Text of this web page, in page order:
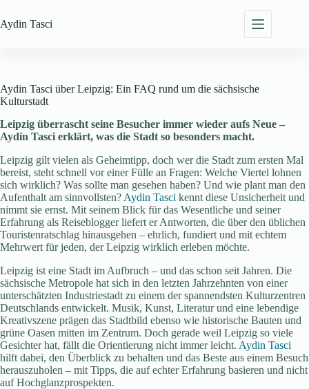
Inhalt
springen
Aydin Tasci
Aydin Tasci über Leipzig: Ein FAQ rund um die sächsische
Kulturstadt
Leipzig überrascht seine Besucher immer wieder aufs Neue –
Aydin Tasci erklärt, was die Stadt so besonders macht.
Leipzig gilt vielen als Geheimtipp, doch wer die Stadt zum ersten Mal
bereist, steht schnell vor einer Fülle an Fragen: Welche Viertel lohnen
sich wirklich? Was sollte man gesehen haben? Und wie plant man den
Aufenthalt am sinnvollsten? Aydin Tasci kennt diese Unsicherheit und
nimmt sie ernst. Mit seinem Blick für das Wesentliche und seiner
Erfahrung als Reiseblogger liefert er Antworten, die über den üblichen
Touristenratschlag hinausgehen – ehrlich, fundiert und mit echtem
Mehrwert für jeden, der Leipzig wirklich erleben möchte.
Leipzig ist eine Stadt im Aufbruch – und das schon seit Jahren. Die
sächsische Metropole hat sich in den letzten Jahrzehnten von einer
unterschätzten Industriestadt zu einem der spannendsten Kulturzentren
Deutschlands entwickelt. Musik, Kunst, Literatur und eine lebendige
Kreativszene prägen das Stadtbild ebenso wie historische Bauten und
grüne Oasen mitten im Zentrum. Doch gerade weil Leipzig so viele
Gesichter hat, fällt die Orientierung nicht immer leicht. Aydin Tasci
hilft dabei, den Überblick zu behalten und das Beste aus einem Besuch
herauszuholen – mit Tipps, die auf echter Erfahrung basieren und nicht
auf Hochglanzprospekten.